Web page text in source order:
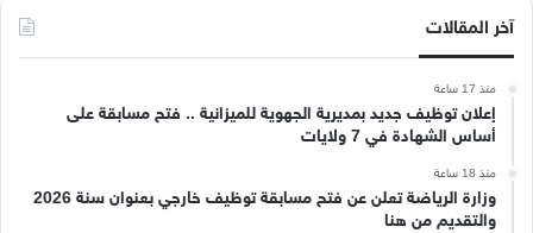
آخر المقالات
منذ 17 ساعة
إعلان توظيف جديد بمديرية الجهوية للميزانية .. فتح مسابقة على
أساس الشهادة في 7 ولايات
منذ 18 ساعة
وزارة الرياضة تعلن عن فتح مسابقة توظيف خارجي بعنوان سنة 2026
والتقديم من هنا